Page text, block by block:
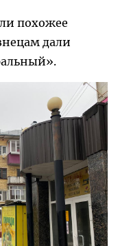
похожее
дали